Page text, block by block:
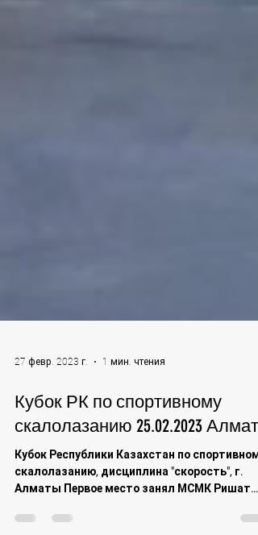
27 февр. 2023 г. 1 мин. чтения
Кубок РК по спортивному
скалолазанию 25.02.2023
Кубок Республики Казахстан по